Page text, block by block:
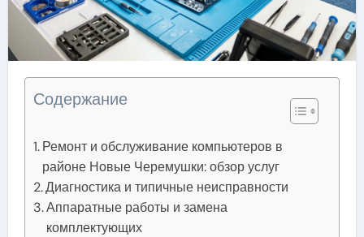
Содержание
Ремонт и обслуживание компьютеров в
районе Новые Черемушки: обзор услуг
Диагностика и типичные неисправности
Аппаратные работы и замена
комплектующих